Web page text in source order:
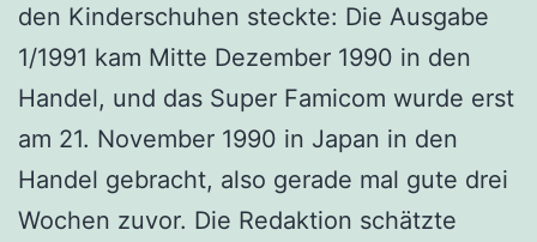
den Kinderschuhen steckte: Die Ausgabe
1/1991 kam Mitte Dezember 1990 in den
Handel, und das Super Famicom wurde erst
am 21. November 1990 in Japan in den
Handel gebracht, also gerade mal gute drei
Wochen zuvor. Die Redaktion schätzte